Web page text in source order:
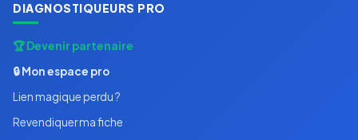
DIAGNOSTIQUEURS PRO
🏆 Devenir partenaire
🔒 Mon espace pro
Lien magique perdu ?
Revendiquer ma fiche